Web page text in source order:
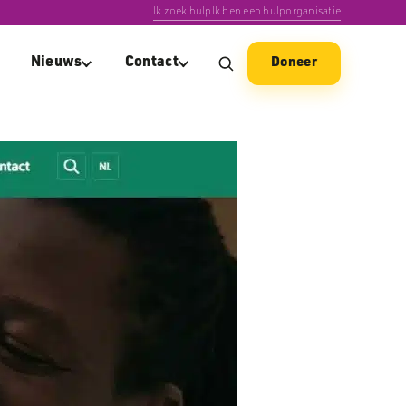
Ik zoek hulp Ik ben een hulporganisatie
Nieuws Contact Doneer